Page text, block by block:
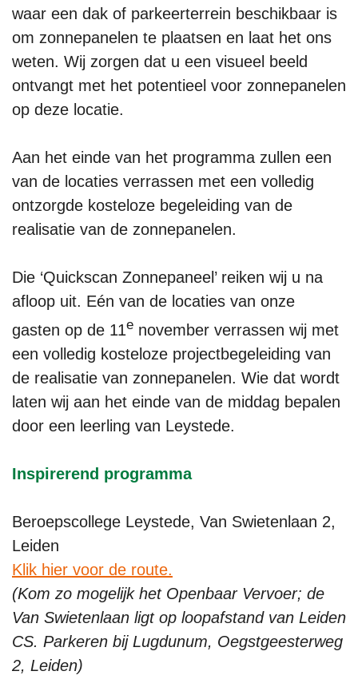
waar een dak of parkeerterrein beschikbaar is
om zonnepanelen te plaatsen en laat het ons
weten. Wij zorgen dat u een visueel beeld
ontvangt met het potentieel voor zonnepanelen
op deze locatie.
Aan het einde van het programma zullen een
van de locaties verrassen met een volledig
ontzorgde kosteloze begeleiding van de
realisatie van de zonnepanelen.
Die ‘Quickscan Zonnepaneel’ reiken wij u na
afloop uit. Eén van de locaties van onze
gasten op de 11e november verrassen wij met
een volledig kosteloze projectbegeleiding van
de realisatie van zonnepanelen. Wie dat wordt
laten wij aan het einde van de middag bepalen
door een leerling van Leystede.
Inspirerend programma
Beroepscollege Leystede, Van Swietenlaan 2,
Leiden
Klik hier voor de route.
(Kom zo mogelijk het Openbaar Vervoer; de
Van Swietenlaan ligt op loopafstand van Leiden
CS. Parkeren bij Lugdunum, Oegstgeesterweg
2, Leiden)